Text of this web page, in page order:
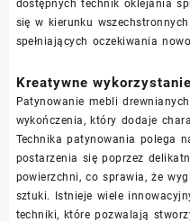
dostępnych technik oklejania
się w kierunku
spełniających oczekiwania
Kreatywne
Patynowanie mebli
wykończenia, który dodaje
Technika patynowania polega
postarzenia się poprzez
powierzchni, co sprawia, że
sztuki. Istnieje wiele
techniki, które pozwalają